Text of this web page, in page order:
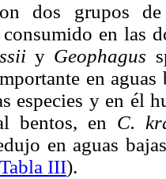
dos grupos
en las
y Geophagus
en
especies y en él
bentos, en C.
en aguas
Tabla III).